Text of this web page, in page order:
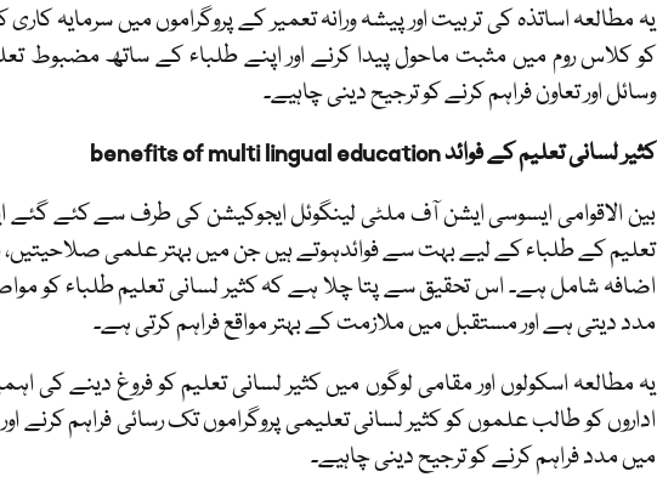
یہ مطالعہ اساتذہ کی تربیت اور پیشہ ورانہ تعمیر کے پروگراموں میں سرمایہ
کو کلاس روم میں مثبت ماحول پیدا کرنے اور اپنے طلباء کے ساتھ مضبوط
وسائل اور تعاون فراہم کرنے کو ترجیح دینی چاہیے۔
کثیر لسانی تعلیم کے فوائدbenefits of multi lingual education
بین الاقوامی ایسوسی ایشن آف ملٹی لینگوئل ایجوکیشن کی طرف سے کئے
تعلیم کے طلباء کے لیے بہت سے فوائدہوتے ہیں جن میں بہتر علمی صلاحیتیں،
اضافہ شامل ہے۔ اس تحقیق سے پتا چلا ہے کہ کثیر لسانی تعلیم طلباء کو
مدد دیتی ہے اور مستقبل میں ملازمت کے بہتر مواقع فراہم کرتی ہے۔
یہ مطالعہ اسکولوں اور مقامی لوگوں میں کثیر لسانی تعلیم کو فروغ دینے کی
اداروں کو طالب علموں کو کثیر لسانی تعلیمی پروگراموں تک رسائی فراہم
میں مدد فراہم کرنے کو ترجیح دینی چاہیے۔